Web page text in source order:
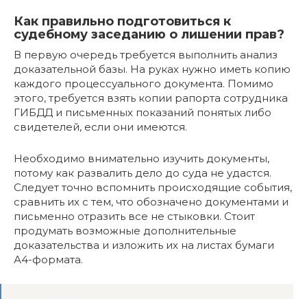
Как правильно подготовиться к
судебному заседанию о лишении прав?
В первую очередь требуется выполнить анализ
доказательной базы. На руках нужно иметь копию
каждого процессуального документа. Помимо
этого, требуется взять копии рапорта сотрудника
ГИБДД и письменных показаний понятых либо
свидетелей, если они имеются.
Необходимо внимательно изучить документы,
потому как развалить дело до суда не удастся.
Следует точно вспомнить происходящие события,
сравнить их с тем, что обозначено документами и
письменно отразить все не стыковки. Стоит
продумать возможные дополнительные
доказательства и изложить их на листах бумаги
А4-формата.